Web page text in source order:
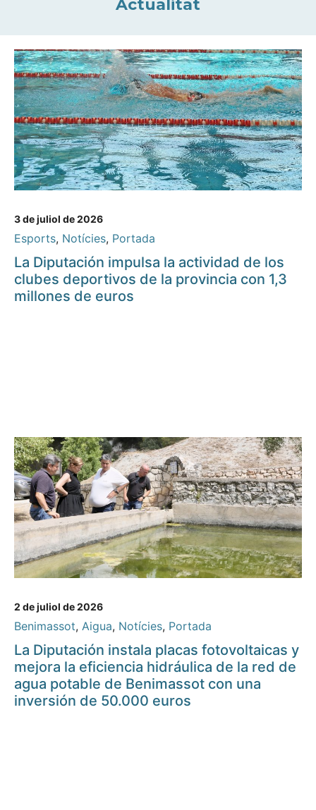
Actualitat
3 de juliol de 2026
Esports, Notícies, Portada
La Diputación impulsa la actividad de los
clubes deportivos de la provincia con 1,3
millones de euros
2 de juliol de 2026
Benimassot, Aigua, Notícies, Portada
La Diputación instala placas fotovoltaicas y
mejora la eficiencia hidráulica de la red de
agua potable de Benimassot con una
inversión de 50.000 euros